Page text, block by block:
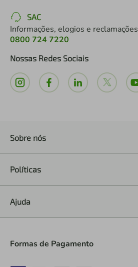
SAC
Informações, elogios e reclamações
0800 724 7220
Nossas Redes Sociais
Sobre nós
Políticas
Ajuda
Formas de Pagamento